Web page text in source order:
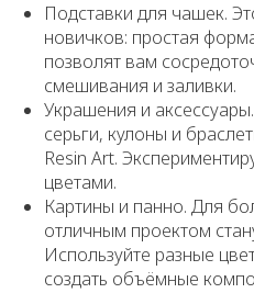
Подставки для чашек.
новичков: простая
позволят вам
смешивания и заливки.
Украшения и
серьги, кулоны и
Resin Art.
цветами.
Картины и панно. Для
отличным проектом
Используйте разные
создать объёмные